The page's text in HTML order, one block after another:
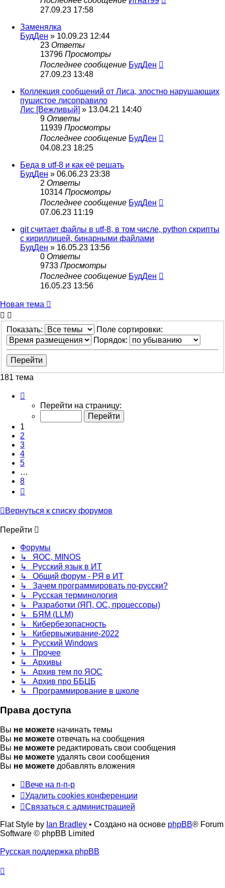
27.09.23 17:58
Заменялка
БудДен » 10.09.23 12:44
23 Ответы
13796 Просмотры
Последнее сообщение БудДен
27.09.23 13:48
Коллекция сообщений от Лиса, злостно нарушающих
пушистое лисоправило
Лис [Вежливый] » 13.04.21 14:40
9 Ответы
11939 Просмотры
Последнее сообщение БудДен
04.08.23 18:25
Беда в utf-8 и как её решать
БудДен » 06.06.23 23:38
2 Ответы
10314 Просмотры
Последнее сообщение БудДен
07.06.23 11:19
git считает файлы в utf-8, в том числе, python скрипты
с кириллицей, бинарными файлами
БудДен » 16.05.23 13:56
0 Ответы
9733 Просмотры
Последнее сообщение БудДен
16.05.23 13:56
Новая тема
Показать:
Поле сортировки:
Порядок:
181 тема
Перейти на страницу:
1
2
3
4
5
…
8
Вернуться к списку форумов
Перейти
Форумы
↳ ЯОС, MINOS
↳ Русский язык в ИТ
↳ Общий форум - РЯ в ИТ
↳ Зачем программировать по-русски?
↳ Русская терминология
↳ Разработки (ЯП, ОС, процессоры)
↳ БЯМ (LLM)
↳ Кибербезопасность
↳ Кибервыживание-2022
↳ Русский Windows
↳ Прочее
↳ Архивы
↳ Архив тем по ЯОС
↳ Архив про ББЦБ
↳ Программирование в школе
Права доступа
Вы не можете начинать темы
Вы не можете отвечать на сообщения
Вы не можете редактировать свои сообщения
Вы не можете удалять свои сообщения
Вы не можете добавлять вложения
Вече на п-п-р
Удалить cookies конференции
Связаться с администрацией
Flat Style by Ian Bradley • Создано на основе phpBB® Forum
Software © phpBB Limited
Русская поддержка phpBB